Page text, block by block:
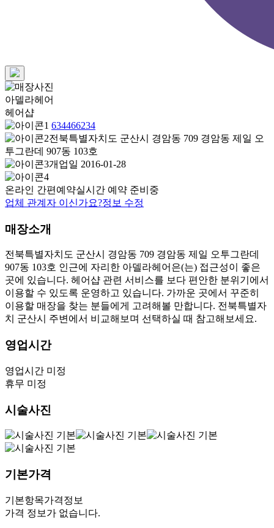
아델라헤어
헤어샵
634466234
전북특별자치도 군산시 경암동 709 경암동 제일 오
투그란데 907동 103호
개업일 2016-01-28
온라인 간편예약실시간 예약 준비중
업체 관계자 이신가요?정보 수정
매장소개
전북특별자치도 군산시 경암동 709 경암동 제일 오투그란데
907동 103호 인근에 자리한 아델라헤어은(는) 접근성이 좋은
곳에 있습니다. 헤어샵 관련 서비스를 보다 편안한 분위기에서
이용할 수 있도록 운영하고 있습니다. 가까운 곳에서 꾸준히
이용할 매장을 찾는 분들에게 고려해볼 만합니다. 전북특별자
치 군산시 주변에서 비교해보며 선택하실 때 참고해보세요.
영업시간
영업시간 미정
휴무 미정
시술사진
기본가격
기본항목가격정보
가격 정보가 없습니다.